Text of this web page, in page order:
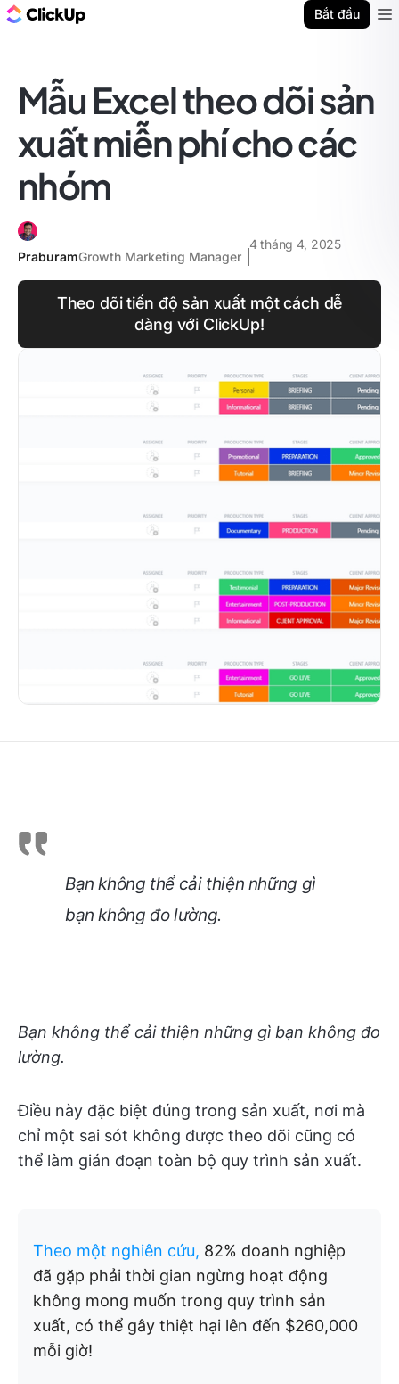
Bắt đầu
Mẫu Excel theo dõi sản
xuất miễn phí cho các
nhóm
PraburamGrowth Marketing Manager
4 tháng 4, 2025
Theo dõi tiến độ sản xuất một cách dễ
dàng với ClickUp!
Bạn không thể cải thiện những gì
bạn không đo lường.
Bạn không thể cải thiện những gì bạn không đo
lường.
Điều này đặc biệt đúng trong sản xuất, nơi mà
chỉ một sai sót không được theo dõi cũng có
thể làm gián đoạn toàn bộ quy trình sản xuất.
Theo một nghiên cứu, 82% doanh nghiệp
đã gặp phải thời gian ngừng hoạt động
không mong muốn trong quy trình sản
xuất, có thể gây thiệt hại lên đến $260,000
mỗi giờ!